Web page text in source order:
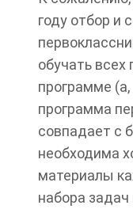
году отбор и
обучать всех
программе
программа
совпадает с
необходима
материалы
набора